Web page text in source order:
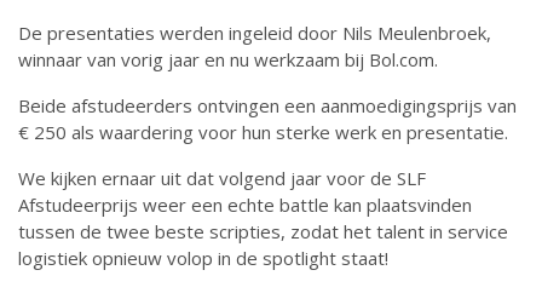
De presentaties werden ingeleid door Nils Meulenbroek,
winnaar van vorig jaar en nu werkzaam bij Bol.com.
Beide afstudeerders ontvingen een aanmoedigingsprijs van
€ 250 als waardering voor hun sterke werk en presentatie.
We kijken ernaar uit dat volgend jaar voor de SLF
Afstudeerprijs weer een echte battle kan plaatsvinden
tussen de twee beste scripties, zodat het talent in service
logistiek opnieuw volop in de spotlight staat!